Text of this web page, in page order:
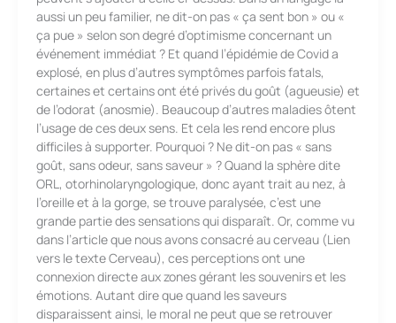
aussi un peu familier, ne dit-on pas « ça sent bon » ou «
ça pue » selon son degré d’optimisme concernant un
événement immédiat ? Et quand l’épidémie de Covid a
explosé, en plus d’autres symptômes parfois fatals,
certaines et certains ont été privés du goût (agueusie) et
de l’odorat (anosmie). Beaucoup d’autres maladies ôtent
l’usage de ces deux sens. Et cela les rend encore plus
difficiles à supporter. Pourquoi ? Ne dit-on pas « sans
goût, sans odeur, sans saveur » ? Quand la sphère dite
ORL, otorhinolaryngologique, donc ayant trait au nez, à
l’oreille et à la gorge, se trouve paralysée, c’est une
grande partie des sensations qui disparaît. Or, comme vu
dans l’article que nous avons consacré au cerveau (Lien
vers le texte Cerveau), ces perceptions ont une
connexion directe aux zones gérant les souvenirs et les
émotions. Autant dire que quand les saveurs
disparaissent ainsi, le moral ne peut que se retrouver